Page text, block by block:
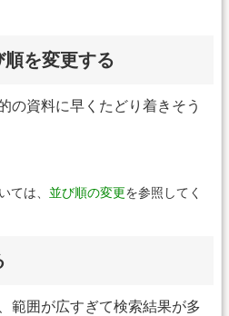
を変更する
の資料に早くたどり着きそう
ては、 並び順の変更を参照してく
範囲が広すぎて検索結果が多